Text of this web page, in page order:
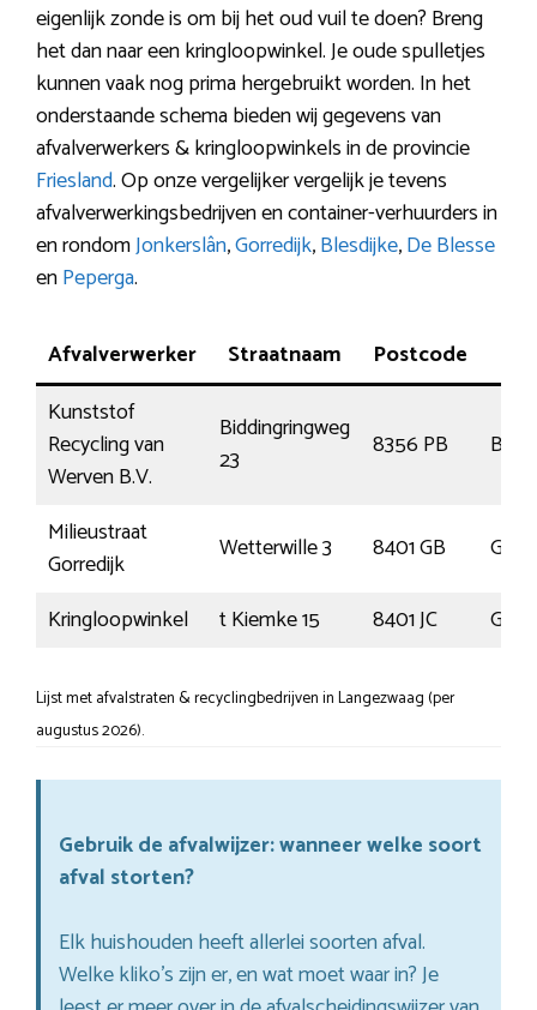
eigenlijk zonde is om bij het oud vuil te doen? Breng
het dan naar een kringloopwinkel. Je oude spulletjes
kunnen vaak nog prima hergebruikt worden. In het
onderstaande schema bieden wij gegevens van
afvalverwerkers & kringloopwinkels in de provincie
Friesland. Op onze vergelijker vergelijk je tevens
afvalverwerkingsbedrijven en container-verhuurders in
en rondomJonkerslân,Gorredijk,Blesdijke,De Blesse
enPeperga.
Afvalverwerker Straatnaam Postcode
Kunststof
Recycling van
Werven B.V.
Biddingringweg
23
8356 PB
Milieustraat
Gorredijk
Wetterwille 3 8401 GB
Kringloopwinkel
t Kiemke 15 8401 JC
Lijst met afvalstraten & recyclingbedrijven in Langezwaag (per
augustus 2026).
Gebruik de afvalwijzer: wanneer welke soort
afval storten?
Elk huishouden heeft allerlei soorten afval.
Welke kliko’s zijn er, en wat moet waar in? Je